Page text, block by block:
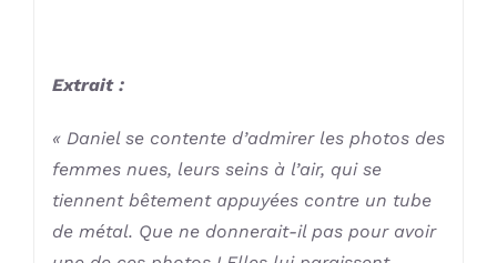
Extrait :
« Daniel se contente d’admirer les photos des
femmes nues, leurs seins à l’air, qui se
tiennent bêtement appuyées contre un tube
de métal. Que ne donnerait-il pas pour avoir